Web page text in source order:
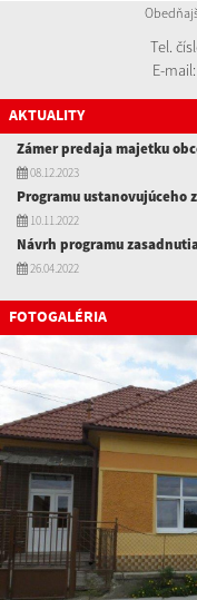
Tel.
E-mail:
AKTUALITY
Zámer predaja majetku
08.12.2023
Programu ustanovujúceho
10.11.2022
Návrh programu
26.04.2022
FOTOGALÉRIA